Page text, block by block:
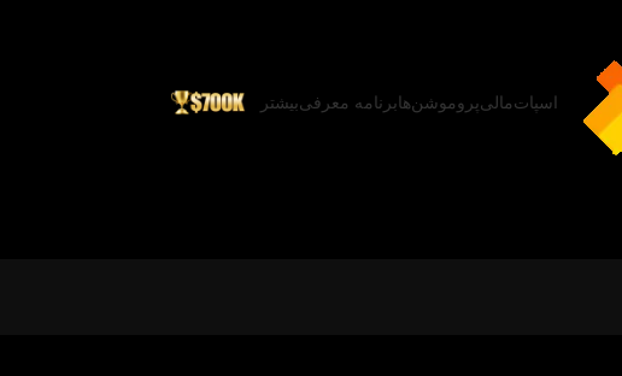
اسپاتمالیپروموشن‌هابرنامه معرفیبیشتر